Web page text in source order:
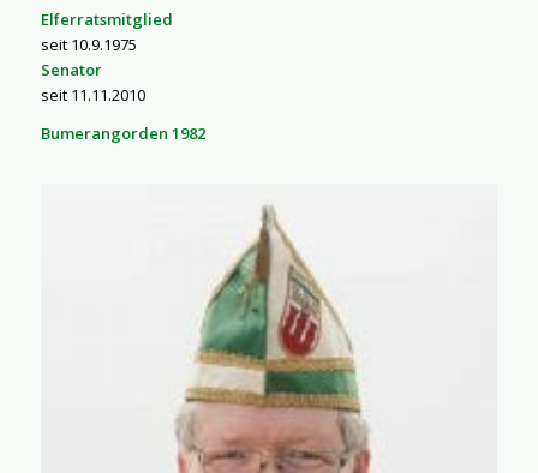
Elferratsmitglied
seit 10.9.1975
Senator
seit 11.11.2010
Bumerangorden 1982